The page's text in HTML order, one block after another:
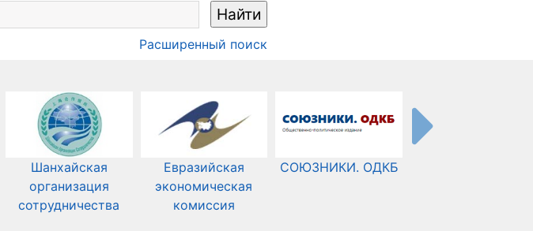
Расширенный поиск
Шанхайская
организация
сотрудничества
Евразийская
экономическая
комиссия
СОЮЗНИКИ. ОДКБ